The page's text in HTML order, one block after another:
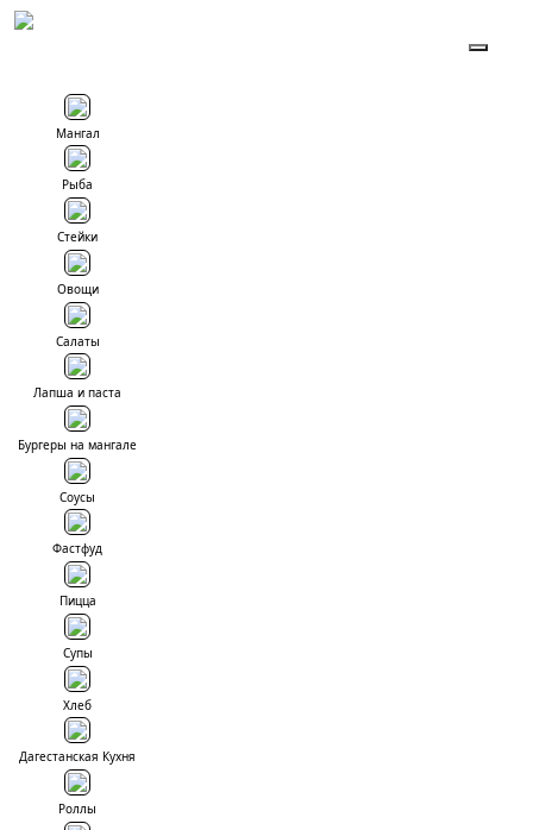
Мангал
Рыба
Стейки
Овощи
Салаты
Лапша и паста
Бургеры на мангале
Соусы
Фастфуд
Пицца
Супы
Хлеб
Дагестанская Кухня
Роллы